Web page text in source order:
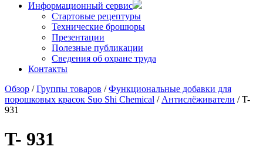
Информационный сервис
Стартовые рецептуры
Технические брошюры
Презентации
Полезные публикации
Сведения об охране труда
Контакты
Обзор /Группы товаров /Функциональные добавки для
порошковых красок Suo Shi Chemical / Антислёживатели / T-
931
T- 931